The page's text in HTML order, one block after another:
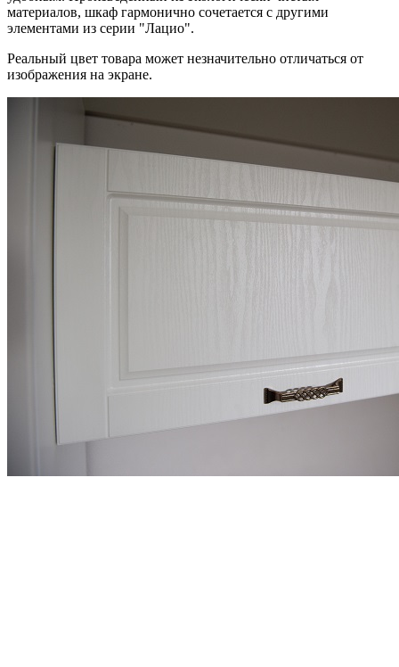
материалов, шкаф гармонично сочетается с другими
элементами из серии "Лацио".
Реальный цвет товара может незначительно отличаться от
изображения на экране.